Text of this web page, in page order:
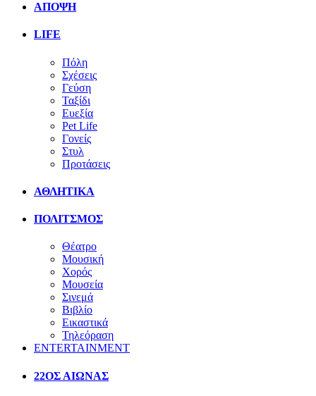
ΑΠΟΨΗ
LIFE
Πόλη
Σχέσεις
Γεύση
Ταξίδι
Ευεξία
Pet Life
Γονείς
Στυλ
Προτάσεις
ΑΘΛΗΤΙΚΑ
ΠΟΛΙΤΣΜΟΣ
Θέατρο
Μουσική
Χορός
Μουσεία
Σινεμά
Βιβλίο
Εικαστικά
Τηλεόραση
ENTERTAINMENT
22ΟΣ ΑΙΩΝΑΣ